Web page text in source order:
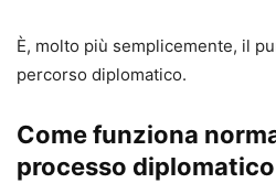
È, molto più semplicemente, il
percorso diplomatico.
Come funziona
processo diplomatico